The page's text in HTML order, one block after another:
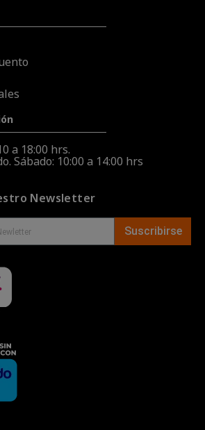
a 18:00 hrs.
Sábado: 10:00 a 14:00 hrs
Newsletter
Suscribirse